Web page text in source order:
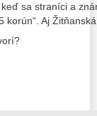
sa straníci a
korún“. Aj